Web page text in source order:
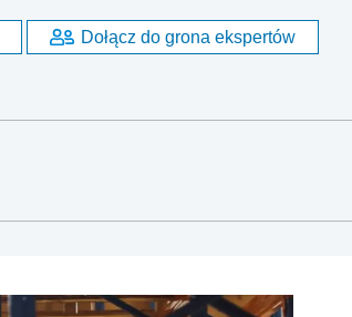
Dołącz do grona ekspertów